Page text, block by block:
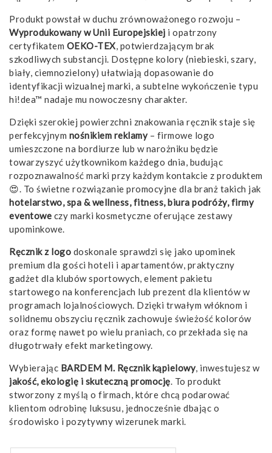
Produkt powstał w duchu zrównoważonego rozwoju –
Wyprodukowany w Unii Europejskiej i opatrzony
certyfikatem OEKO-TEX, potwierdzającym brak
szkodliwych substancji. Dostępne kolory (niebieski, szary,
biały, ciemnozielony) ułatwiają dopasowanie do
identyfikacji wizualnej marki, a subtelne wykończenie typu
hi!dea™ nadaje mu nowoczesny charakter.
Dzięki szerokiej powierzchni znakowania ręcznik staje się
perfekcyjnym nośnikiem reklamy– firmowe logo
umieszczone na bordiurze lub w narożniku będzie
towarzyszyć użytkownikom każdego dnia, budując
rozpoznawalność marki przy każdym kontakcie z produktem
😍. To świetne rozwiązanie promocyjne dla branż takich jak
hotelarstwo, spa & wellness, fitness, biura podróży, firmy
eventowe czy marki kosmetyczne oferujące zestawy
upominkowe.
Ręcznik z logo doskonale sprawdzi się jako upominek
premium dla gości hoteli i apartamentów, praktyczny
gadżet dla klubów sportowych, element pakietu
startowego na konferencjach lub prezent dla klientów w
programach lojalnościowych. Dzięki trwałym włóknom i
solidnemu obszyciu ręcznik zachowuje świeżość kolorów
oraz formę nawet po wielu praniach, co przekłada się na
długotrwały efekt marketingowy.
Wybierając BARDEM M. Ręcznik kąpielowy, inwestujesz w
jakość, ekologię i skuteczną promocję. To produkt
stworzony z myślą o firmach, które chcą podarować
klientom odrobinę luksusu, jednocześnie dbając o
środowisko i pozytywny wizerunek marki.